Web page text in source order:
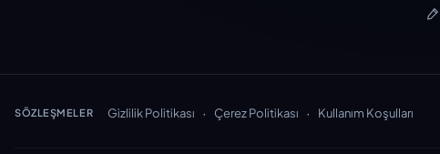
SÖZLEŞMELER Gizlilik Politikası · Çerez Politikası · Kullanım Koşulları